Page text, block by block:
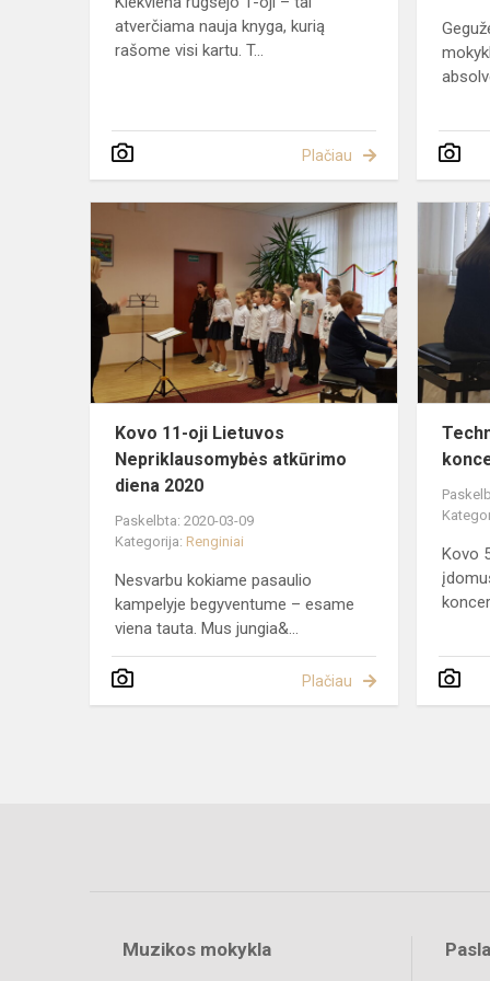
atverčiama nauja knyga, kurią
rašome visi kartu. T...
Plačiau
Kovo
oji
Lietuvos
atkūrimo
diena
2020
Kovo 11-oji Lietuvos
Nepriklausomybės atkūrimo
diena 2020
Paskelbta: 2020-03-09
Kategorija: Renginiai
Nesvarbu kokiame pasaulio
kampelyje begyventume – esame
viena tauta. Mus jungia&...
Plačiau
Kovo
Muzikos mokykla